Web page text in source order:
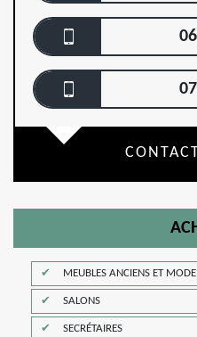
MEUBLES ANCIENS ET
SALONS
SECRÉTAIRES